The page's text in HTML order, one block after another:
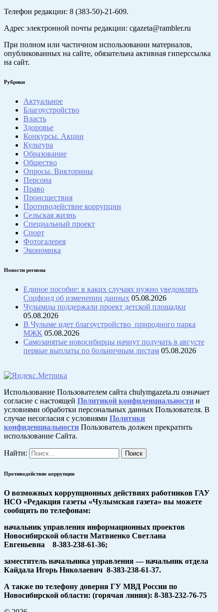
Телефон редакции: 8 (383-50)-21-609.
Адрес электронной почты редакции: cgazeta@rambler.ru
При полном или частичном использовании материалов,
опубликованных на сайте, обязательна активная гиперссылка
на сайт.
Рубрики
Актуальное
Благоустройство
Власть
Здоровье
Конкурсы. Акции
Культура
Образование
Общество
Опросы. Викторины
Персона
Право
Происшествия
Противодействие коррупции
Сельская жизнь
Специальный проект
Спорт
Фотогалерея
Экономика
Новости региона
Единое пособие: в каких случаях нужно уведомлять
Соцфонд об изменении данных 05.08.2026
Чулымцы поддержали проект детской площадки
05.08.2026
В Чулыме идет благоустройство природного парка
МЖК 05.08.2026
Самозанятые новосибирцы начнут получать в августе
первые выплаты по больничным листам 05.08.2026
Использование Пользователем сайта chulymgazeta.ru означает
согласие с настоящей Политикой конфиденциальности и
условиями обработки персональных данных Пользователя. В
случае несогласия с условиями Политики
конфиденциальности Пользователь должен прекратить
использование Сайта.
Найти:
Противодействие коррупции
О возможных коррупционных действиях работников ГАУ
НСО «Редакция газеты «Чулымская газета» вы можете
сообщить по телефонам:
начальник управления информационных проектов
Новосибирской области Матвиенко Светлана
Евгеньевна 8-383-238-61-36;
заместитель начальника управления — начальник отдела
Кайдала Игорь Николаевич 8-383-238-61-37.
А также по телефону доверия ГУ МВД России по
Новосибирской области: (горячая линия): 8-383-232-76-75